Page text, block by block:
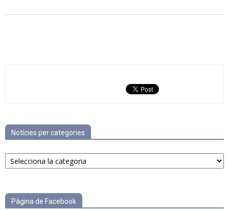
Notícies per categories
Notícies
per
Pàgina de Facebook